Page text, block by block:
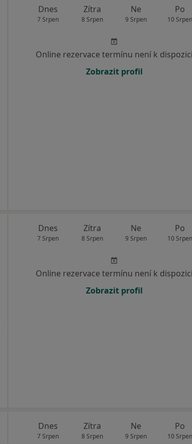
Dnes
7 Srpen
Zítra
8 Srpen
Ne
9 Srpen
Po
10 Srpen
Online rezervace termínu není k dispozici
Zobrazit profil
Dnes
7 Srpen
Zítra
8 Srpen
Ne
9 Srpen
Po
10 Srpen
Online rezervace termínu není k dispozici
Zobrazit profil
Dnes
7 Srpen
Zítra
8 Srpen
Ne
9 Srpen
Po
10 Srpen